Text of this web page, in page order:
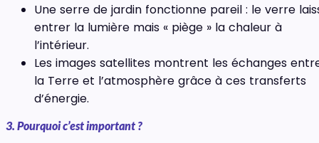
Une serre de jardin fonctionne pareil : le verre
entrer la lumière mais « piège » la chaleur à
l’intérieur.
Les images satellites montrent les échanges
la Terre et l’atmosphère grâce à ces transferts
d’énergie.
3. Pourquoi c’est important ?